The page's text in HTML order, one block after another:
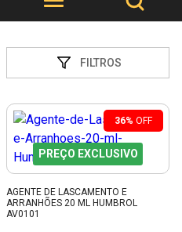
FILTROS
36% OFF
PREÇO EXCLUSIVO
AGENTE DE LASCAMENTO E
ARRANHÕES 20 ML HUMBROL
AV0101